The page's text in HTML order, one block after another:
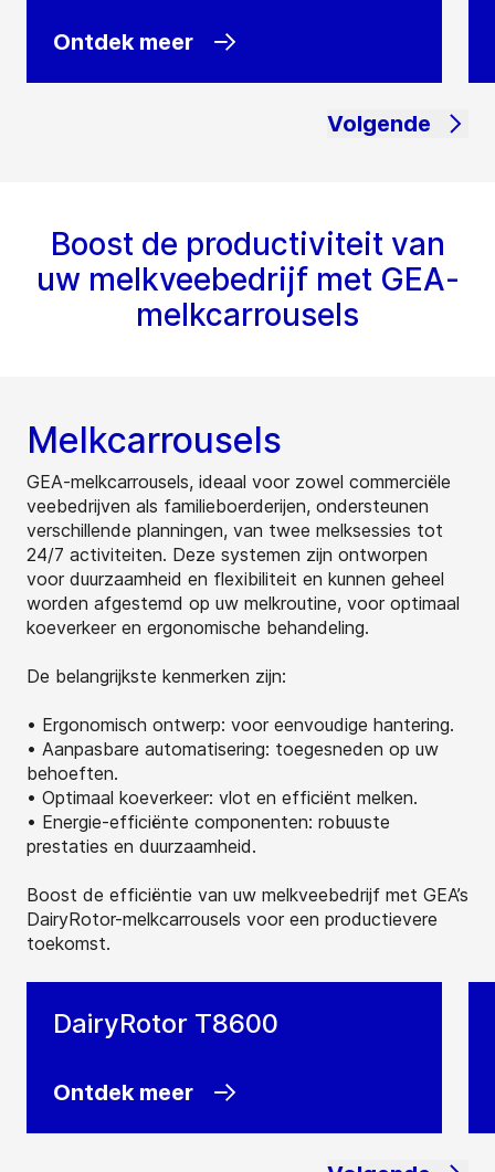
Ontdek meer
Volgende
Boost de productiviteit van
uw melkveebedrijf met GEA-
melkcarrousels
Melkcarrousels
GEA-melkcarrousels, ideaal voor zowel commerciële
veebedrijven als familieboerderijen, ondersteunen
verschillende planningen, van twee melksessies tot
24/7 activiteiten. Deze systemen zijn ontworpen
voor duurzaamheid en flexibiliteit en kunnen geheel
worden afgestemd op uw melkroutine, voor optimaal
koeverkeer en ergonomische behandeling.
De belangrijkste kenmerken zijn:
• Ergonomisch ontwerp: voor eenvoudige hantering.
• Aanpasbare automatisering: toegesneden op uw
behoeften.
• Optimaal koeverkeer: vlot en efficiënt melken.
• Energie-efficiënte componenten: robuuste
prestaties en duurzaamheid.
Boost de efficiëntie van uw melkveebedrijf met GEA’s
DairyRotor-melkcarrousels voor een productievere
toekomst.
DairyRotor T8600
Ontdek meer